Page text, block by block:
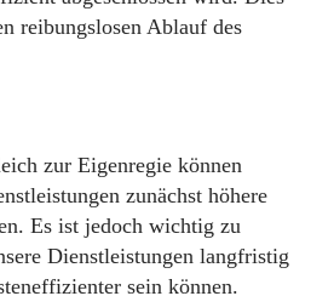
reibungslosen Ablauf des
zur Eigenregie können
zunächst höhere
Es ist jedoch wichtig zu
Dienstleistungen langfristig
sein können.